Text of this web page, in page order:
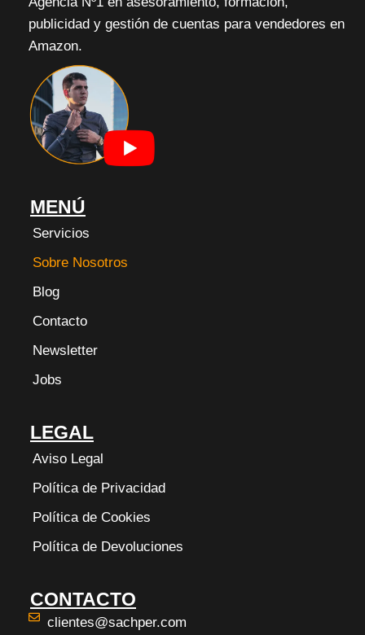
t
a
g
r
a
m
t
u
e
e
g
e
b
publicidad y gestión de cuentas para vendedores en
Amazon.
MENÚ
Servicios
Sobre Nosotros
Blog
Contacto
Newsletter
Jobs
LEGAL
Aviso Legal
Política de Privacidad
Política de Cookies
Política de Devoluciones
CONTACTO
clientes@sachper.com